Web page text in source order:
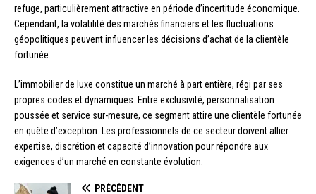
refuge, particulièrement attractive en période d’incertitude économique.
Cependant, la volatilité des marchés financiers et les fluctuations
géopolitiques peuvent influencer les décisions d’achat de la clientèle
fortunée.
L’immobilier de luxe constitue un marché à part entière, régi par ses
propres codes et dynamiques. Entre exclusivité, personnalisation
poussée et service sur-mesure, ce segment attire une clientèle fortunée
en quête d’exception. Les professionnels de ce secteur doivent allier
expertise, discrétion et capacité d’innovation pour répondre aux
exigences d’un marché en constante évolution.
PRÉCÉDENT